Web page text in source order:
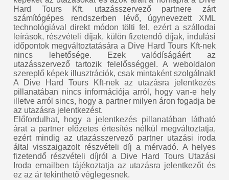
Hard Tours Kft. utazásszervező partnere zárt
számítógépes rendszerben lévő, úgynevezett XML
technológiával direkt módon tölti fel, ezért a szállodai
leírások, részvételi díjak, külön fizetendő díjak, indulási
időpontok megváltoztatására a Dive Hard Tours Kft-nek
nincs lehetősége. Ezek valódíságáért az
utazásszervező tartozik felelősséggel. A weboldalon
szereplő képek illusztrációk, csak mintaként szolgálnak!
A Dive Hard Tours Kft-nek az utazásra jelentkezés
pillanatában nincs információja arról, hogy van-e hely
illetve arról sincs, hogy a partner milyen áron fogadja be
az utazásra jelentkezést.
Előfordulhat, hogy a jelentkezés pillanatában látható
árat a partner előzetes értesítés nélkül megváltoztatja,
ezért mindig az utazásszervező partner utazási iroda
által visszaigazolt részvételi díj a mérvadó. A helyes
fizetendő részvételi díjról a Dive Hard Tours Utazási
Iroda emailben tájékoztatja az utazásra jelentkezőt és
ez az ár tekinthető véglegesnek.